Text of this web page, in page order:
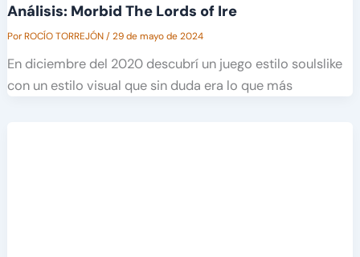
Análisis: Morbid The Lords of Ire
PorROCÍO TORREJÓN/29 de mayo de 2024
En diciembre del 2020 descubrí un juego estilo soulslike
con un estilo visual que sin duda era lo que más